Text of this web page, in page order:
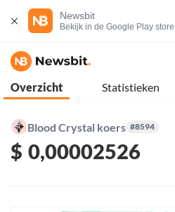
Newsbit
Bekijk in de Google Play store
Overzicht Statistieken
Blood Crystal koers #8594
$ 0,00002526